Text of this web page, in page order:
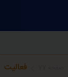
فعالیت